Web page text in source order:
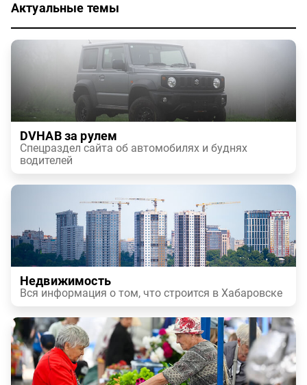
Актуальные темы
DVHAB за рулем
Спецраздел сайта об автомобилях и буднях
водителей
Недвижимость
Вся информация о том, что строится в Хабаровске